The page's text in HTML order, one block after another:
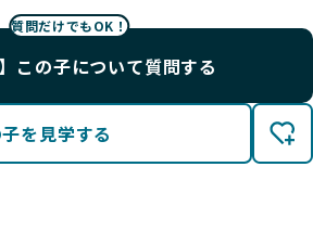
質問だけでもOK！
】この子について質問する
を見学する